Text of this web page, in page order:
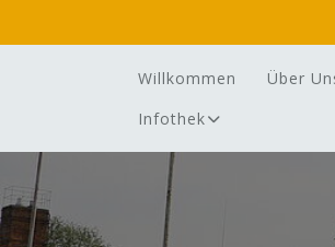
Willkommen Über
Infothek